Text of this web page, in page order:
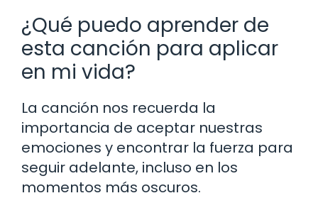
¿Qué puedo aprender de
esta canción para aplicar
en mi vida?
La canción nos recuerda la
importancia de aceptar nuestras
emociones y encontrar la fuerza para
seguir adelante, incluso en los
momentos más oscuros.